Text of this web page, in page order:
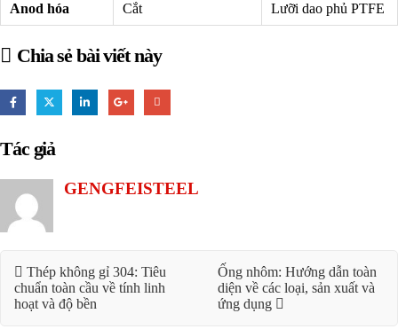
Anod hóa Cắt Lưỡi dao phủ PTFE
Chia sẻ bài viết này
Tác giả
GENGFEISTEEL
Thép không gỉ 304: Tiêu
chuẩn toàn cầu về tính linh
hoạt và độ bền
Ống nhôm: Hướng dẫn toàn
diện về các loại, sản xuất và
ứng dụng